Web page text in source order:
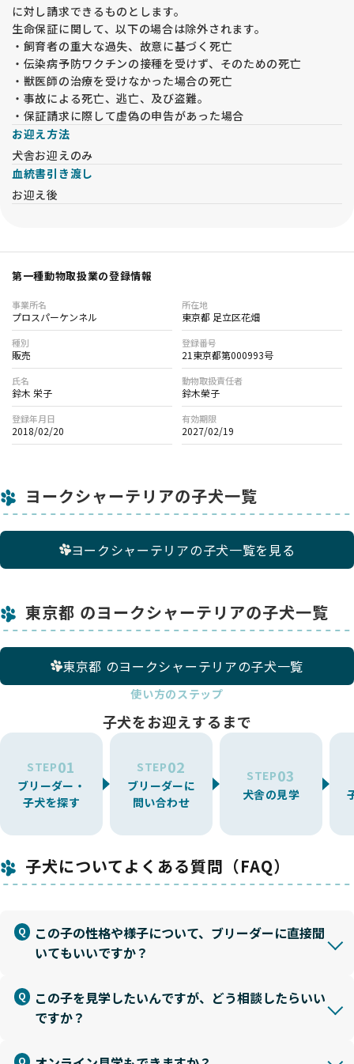
に対し請求できるものとします。
生命保証に関して、以下の場合は除外されます。
・飼育者の重大な過失、故意に基づく死亡
・伝染病予防ワクチンの接種を受けず、そのための死亡
・獣医師の治療を受けなかった場合の死亡
・事故による死亡、逃亡、及び盗難。
・保証請求に際して虚偽の申告があった場合
お迎え方法
犬舎お迎えのみ
血統書引き渡し
お迎え後
第一種動物取扱業の登録情報
事業所名
プロスパーケンネル
所在地
東京都 足立区花畑
種別
販売
登録番号
21東京都第000993号
氏名
鈴木 栄子
動物取扱責任者
鈴木榮子
登録年月日
2018/02/20
有効期限
2027/02/19
ヨークシャーテリアの子犬一覧
ヨークシャーテリアの子犬一覧を見る
東京都 のヨークシャーテリアの子犬一覧
東京都 のヨークシャーテリアの子犬一覧
使い方のステップ
子犬をお迎えするまで
STEP01
ブリーダー・
子犬を探す
STEP02
ブリーダーに
問い合わせ
STEP03
犬舎の見学
子犬についてよくある質問（FAQ）
この子の性格や様子について、ブリーダーに直接聞
いてもいいですか？
この子を見学したいんですが、どう相談したらいい
ですか？